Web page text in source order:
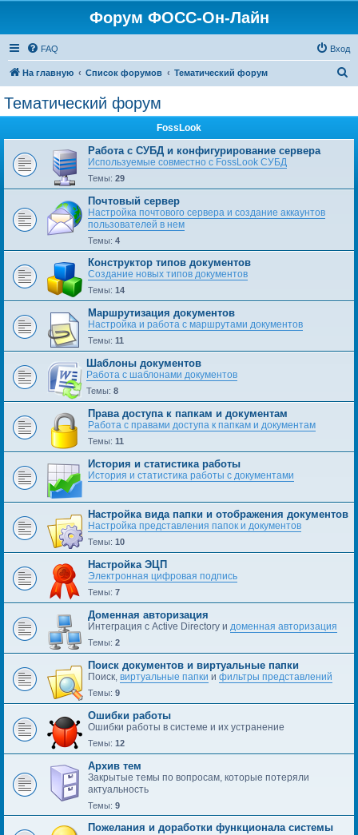
Форум ФОСС-Он-Лайн
FAQ Вход
На главную Список форумов Тематический форум
Тематический форум
FossLook
Работа с СУБД и конфигурирование сервера
Используемые совместно с FossLook СУБД
Темы: 29
Почтовый сервер
Настройка почтового сервера и создание аккаунтов
пользователей в нем
Темы: 4
Конструктор типов документов
Создание новых типов документов
Темы: 14
Маршрутизация документов
Настройка и работа с маршрутами документов
Темы: 11
Шаблоны документов
Работа с шаблонами документов
Темы: 8
Права доступа к папкам и документам
Работа с правами доступа к папкам и документам
Темы: 11
История и статистика работы
История и статистика работы с документами
Настройка вида папки и отображения документов
Настройка представления папок и документов
Темы: 10
Настройка ЭЦП
Электронная цифровая подпись
Темы: 7
Доменная авторизация
Интеграция с Active Directory и доменная авторизация
Темы: 2
Поиск документов и виртуальные папки
Поиск, виртуальные папки и фильтры представлений
Темы: 9
Ошибки работы
Ошибки работы в системе и их устранение
Темы: 12
Архив тем
Закрытые темы по вопросам, которые потеряли
актуальность
Темы: 9
Пожелания и доработки функционала системы